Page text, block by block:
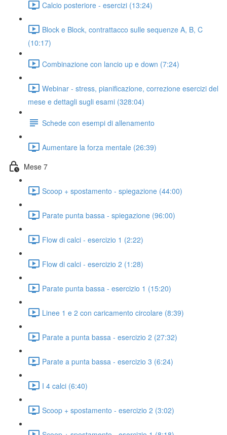
Calcio posteriore - esercizi (13:24)
Block e Block, contrattacco sulle sequenze A, B, C
(10:17)
Combinazione con lancio up e down (7:24)
Webinar - stress, pianificazione, correzione esercizi del
mese e dettagli sugli esami (328:04)
Schede con esempi di allenamento
Aumentare la forza mentale (26:39)
Mese 7
Scoop + spostamento - spiegazione (44:00)
Parate punta bassa - spiegazione (96:00)
Flow di calci - esercizio 1 (2:22)
Flow di calci - esercizio 2 (1:28)
Parate punta bassa - esercizio 1 (15:20)
Linee 1 e 2 con caricamento circolare (8:39)
Parate a punta bassa - esercizio 2 (27:32)
Parate a punta bassa - esercizio 3 (6:24)
I 4 calci (6:40)
Scoop + spostamento - esercizio 2 (3:02)